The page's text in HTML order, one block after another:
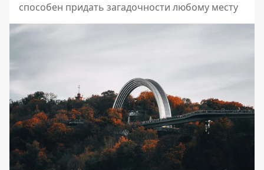
способен придать загадочности любому месту